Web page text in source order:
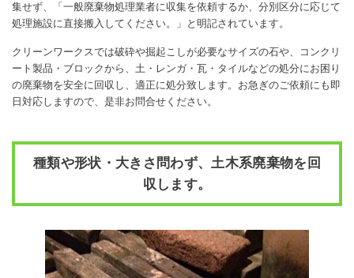
集せず、「一般廃棄物処理業者に収集を依頼するか、分別区分に応じて
処理施設に直接搬入してください。」と明記されています。
クリーンワークスでは破砕や掘起こしが必要なサイズの石や、コンクリ
ート製品・ブロックから、土・レンガ・瓦・タイルなどの処分にお困り
の廃棄物を安全に回収し、適正に処分致します。お急ぎのご依頼にも即
日対応しますので、是非お問合せください。
種類や形状・大きさ問わず、土木系廃棄物を回
収します。